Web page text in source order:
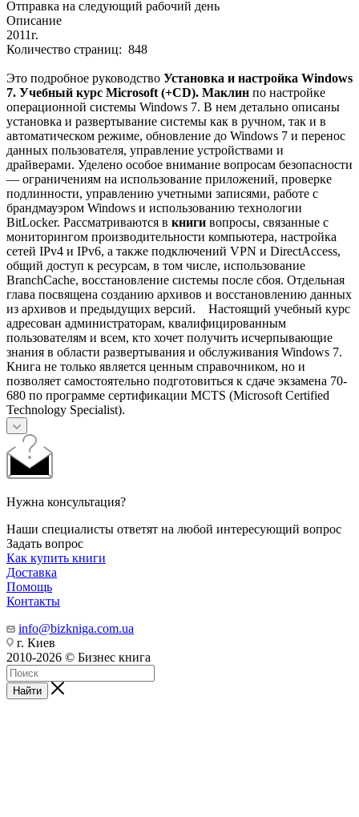
Отправка на следующий рабочий день
Описание
2011г.
Количество страниц: 848
Это подробное руководство Установка и настройка Windows
7. Учебный курс Microsoft (+CD). Маклин по настройке
операционной системы Windows 7. В нем детально описаны
установка и развертывание системы как в ручном, так и в
автоматическом режиме, обновление до Windows 7 и перенос
данных пользователя, управление устройствами и
драйверами. Уделено особое внимание вопросам безопасности
— ограничениям на использование приложений, проверке
подлинности, управлению учетными записями, работе с
брандмауэром Windows и использованию технологии
BitLocker. Рассматриваются в книги вопросы, связанные с
мониторингом производительности компьютера, настройка
сетей IPv4 и IPv6, а также подключений VPN и DirectAccess,
общий доступ к ресурсам, в том числе, использование
BranchCache, восстановление системы после сбоя. Отдельная
глава посвящена созданию архивов и восстановлению данных
из архивов и предыдущих версий. Настоящий учебный курс
адресован администраторам, квалифицированным
пользователям и всем, кто хочет получить исчерпывающие
знания в области развертывания и обслуживания Windows 7.
Книга не только является ценным справочником, но и
позволяет самостоятельно подготовиться к сдаче экзамена 70-
680 по программе сертификации MCTS (Microsoft Certified
Technology Specialist).
Нужна консультация?
Наши специалисты ответят на любой интересующий вопрос
Задать вопрос
Как купить книги
Доставка
Помощь
Контакты
info@bizkniga.com.ua
г. Киев
2010-2026 © Бизнес книга
Найти